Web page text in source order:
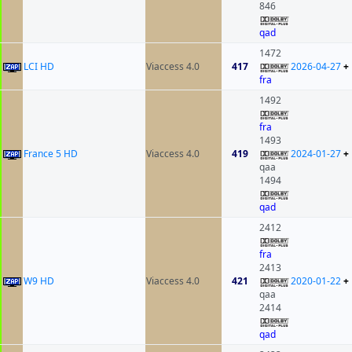
846
qad
LCI HD Viaccess 4.0 417
1472
fra
2026-04-27+
France 5 HD Viaccess 4.0 419
1492
fra
1493
qaa
1494
qad
2024-01-27+
W9 HD Viaccess 4.0 421
2412
fra
2413
qaa
2414
qad
2020-01-22+